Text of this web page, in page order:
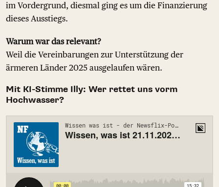
im Vordergrund, diesmal ging es um die Finanzierung
dieses Ausstiegs.
Warum war das relevant?
Weil die Vereinbarungen zur Unterstützung der
ärmeren Länder 2025 ausgelaufen wären.
Mit KI-Stimme Illy: Wer rettet uns vorm
Hochwasser?